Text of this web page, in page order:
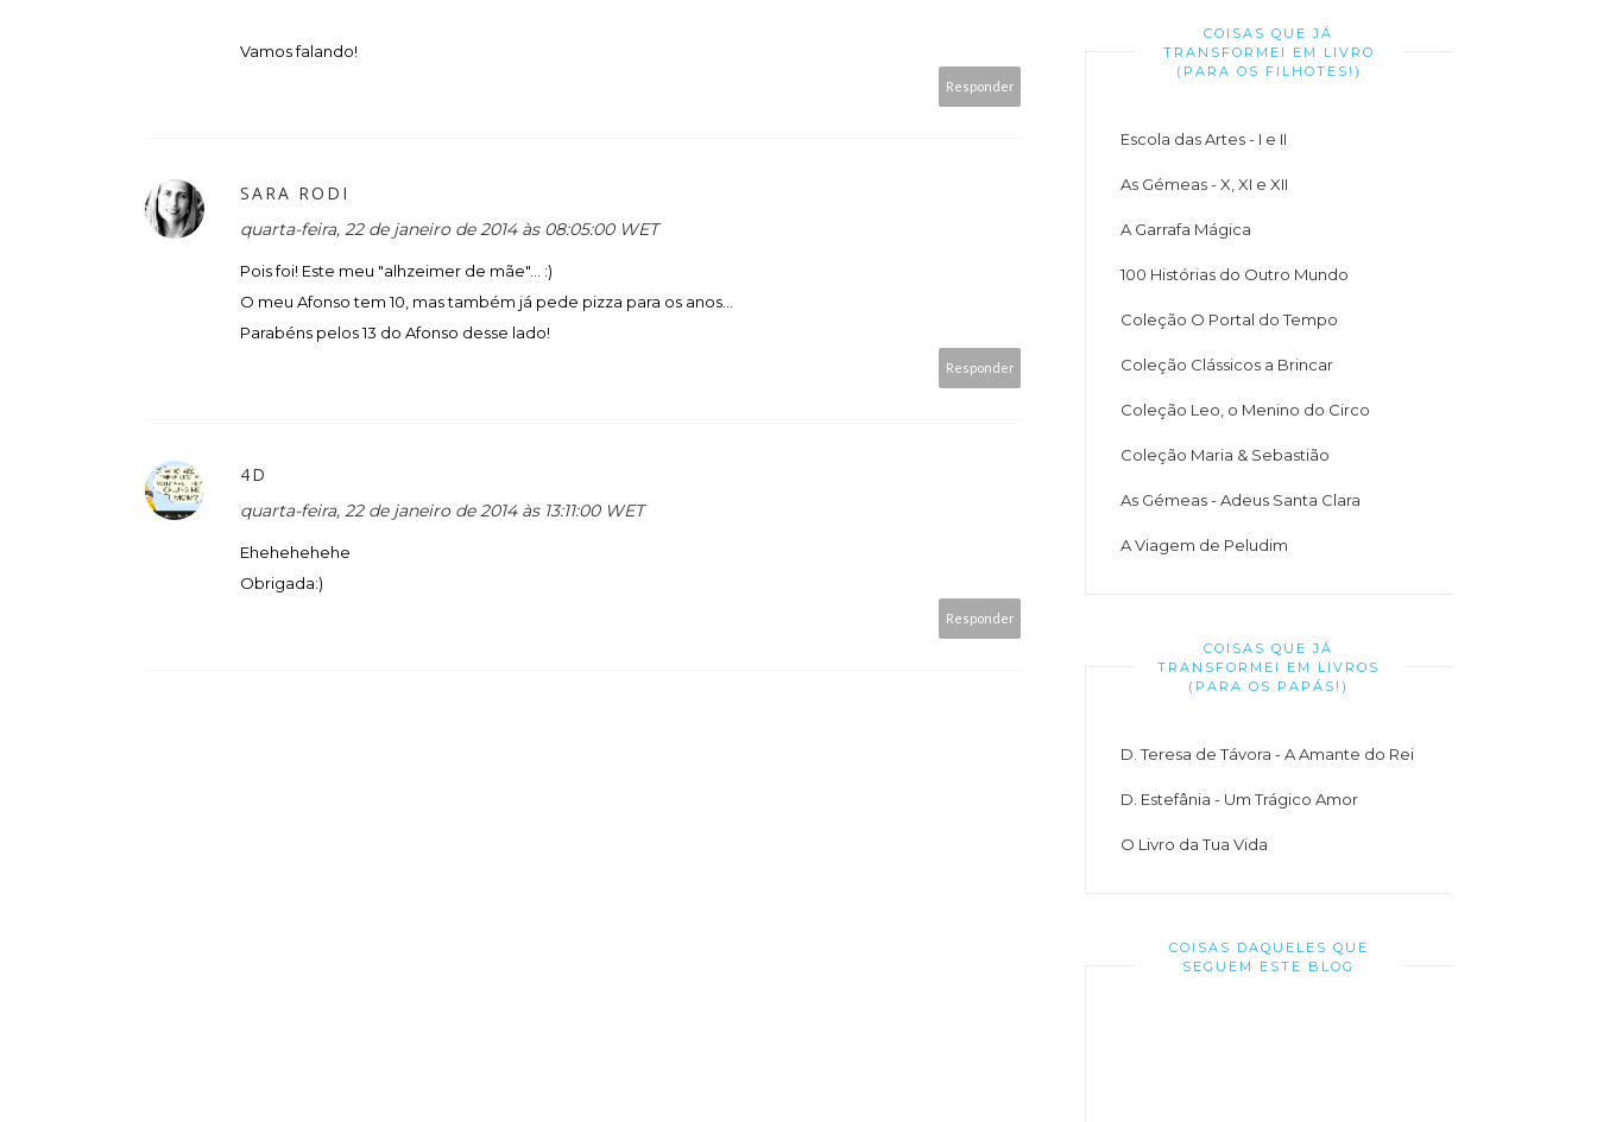
Vamos falando!
Responder
SARA RODI
quarta-feira, 22 de janeiro de 2014 às 08:05:00 WET
Pois foi! Este meu "alhzeimer de mãe"... :)
O meu Afonso tem 10, mas também já pede pizza para os anos...
Parabéns pelos 13 do Afonso desse lado!
Responder
4D
quarta-feira, 22 de janeiro de 2014 às 13:11:00 WET
Ehehehehehe
Obrigada:)
Responder
COISAS QUE JÁ
TRANSFORMEI EM LIVRO
(PARA OS FILHOTES!)
Escola das Artes - I e II
As Gémeas - X, XI e XII
A Garrafa Mágica
100 Histórias do Outro Mundo
Coleção O Portal do Tempo
Coleção Clássicos a Brincar
Coleção Leo, o Menino do Circo
Coleção Maria & Sebastião
As Gémeas - Adeus Santa Clara
A Viagem de Peludim
COISAS QUE JÁ
TRANSFORMEI EM LIVROS
(PARA OS PAPÁS!)
D. Teresa de Távora - A Amante do Rei
D. Estefânia - Um Trágico Amor
O Livro da Tua Vida
COISAS DAQUELES QUE
SEGUEM ESTE BLOG